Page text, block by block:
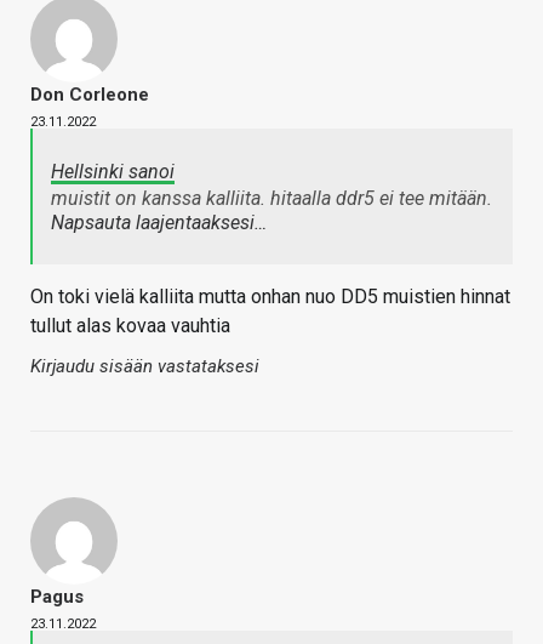
Don Corleone
23.11.2022
Hellsinki sanoi
muistit on kanssa kalliita. hitaalla ddr5 ei tee mitään.
Napsauta laajentaaksesi…
On toki vielä kalliita mutta onhan nuo DD5 muistien hinnat
tullut alas kovaa vauhtia
Kirjaudu sisään vastataksesi
Pagus
23.11.2022